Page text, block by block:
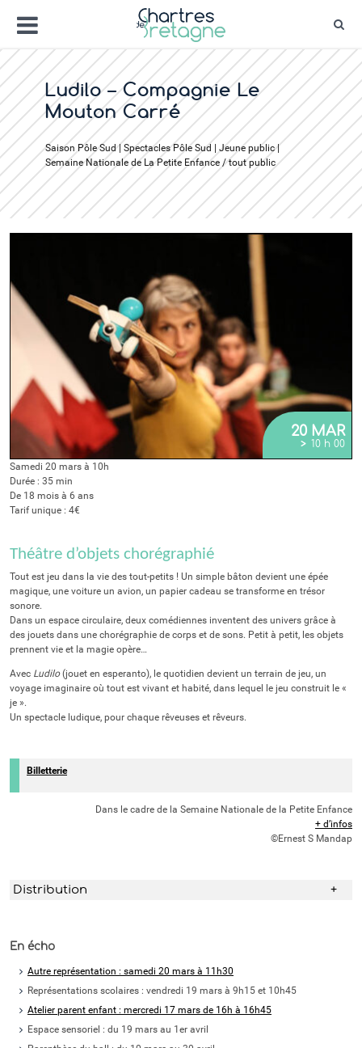
contenu
Menu
Bienvenue sur le site de la ville de
Ville Zéro phyto / 4 fleurs
Ludilo – Compagnie Le
Mouton Carré
Saison Pôle Sud | Spectacles Pôle Sud | Jeune public |
Semaine Nationale de La Petite Enfance / tout public
20 MAR
> 10 h 00
Samedi 20 mars à 10h
Durée : 35 min
De 18 mois à 6 ans
Tarif unique : 4€
Théâtre d’objets chorégraphié
Tout est jeu dans la vie des tout-petits ! Un simple bâton devient une épée
magique, une voiture un avion, un papier cadeau se transforme en trésor
sonore.
Dans un espace circulaire, deux comédiennes inventent des univers grâce à
des jouets dans une chorégraphie de corps et de sons. Petit à petit, les objets
prennent vie et la magie opère…
Avec Ludilo(jouet en esperanto), le quotidien devient un terrain de jeu, un
voyage imaginaire où tout est vivant et habité, dans lequel le jeu construit le «
je ».
Un spectacle ludique, pour chaque rêveuses et rêveurs.
Billetterie
Dans le cadre de la Semaine Nationale de la Petite Enfance
+ d’infos
©Ernest S Mandap
Distribution
En écho
Autre représentation : samedi 20 mars à 11h30
Représentations scolaires : vendredi 19 mars à 9h15 et 10h45
Atelier parent enfant : mercredi 17 mars de 16h à 16h45
Espace sensoriel : du 19 mars au 1er avril